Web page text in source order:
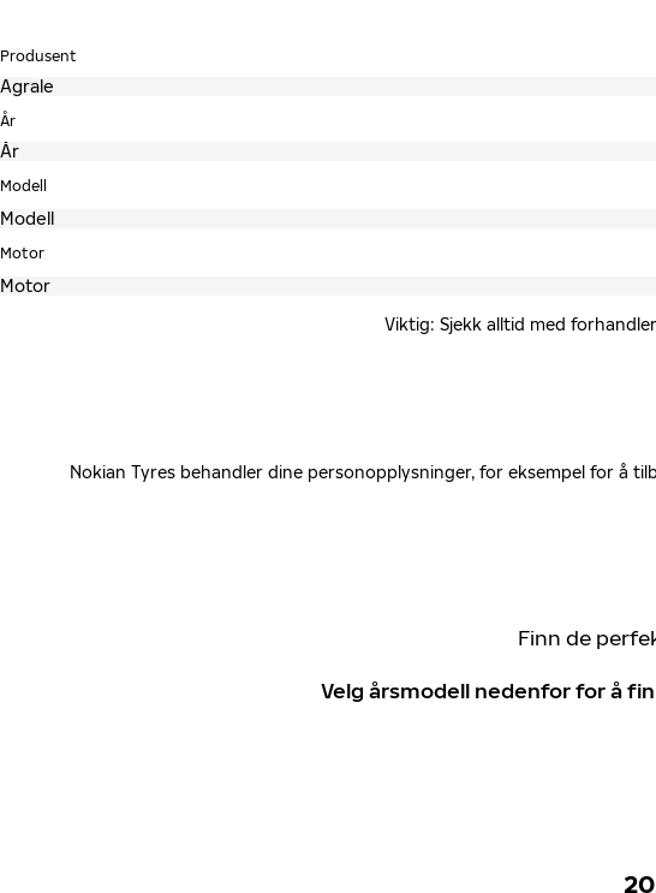
Produsent
År
Modell
Motor
Viktig: Sjekk alltid med
Nokian Tyres behandler dine personopplysninger, for eksempel for å
Finn de
Velg årsmodell nedenfor for å